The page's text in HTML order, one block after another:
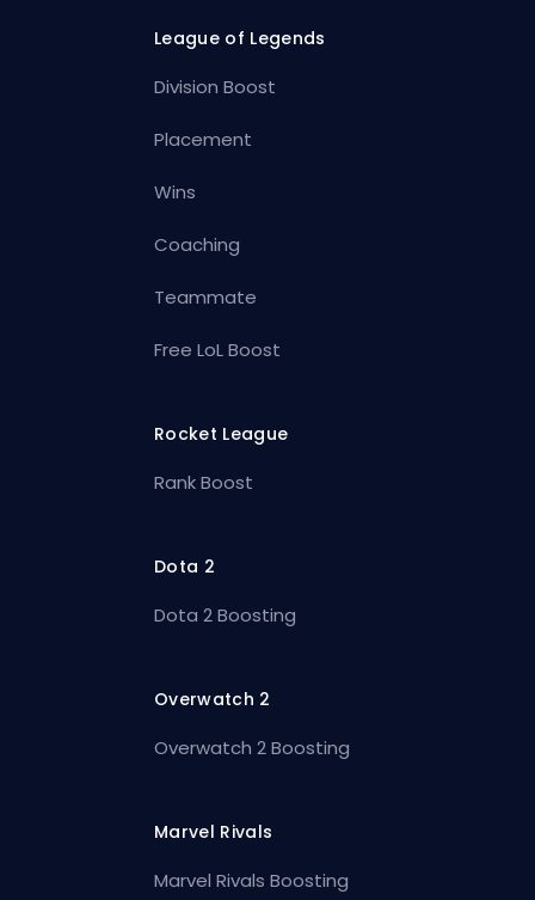
League of Legends
Division Boost
Placement
Wins
Coaching
Teammate
Free LoL Boost
Rocket League
Rank Boost
Dota 2
Dota 2 Boosting
Overwatch 2
Overwatch 2 Boosting
Marvel Rivals
Marvel Rivals Boosting